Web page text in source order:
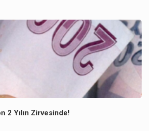
2 Yılın Zirvesinde!